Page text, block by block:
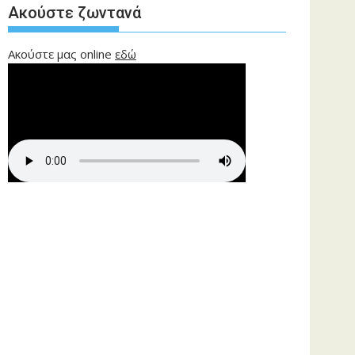
Ακούστε ζωντανά
Ακούστε μας online εδώ